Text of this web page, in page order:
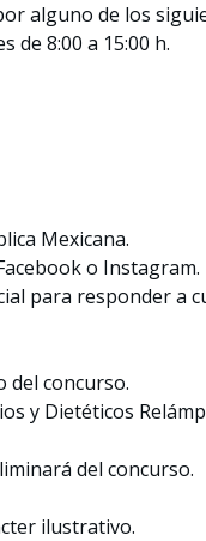
alguno de los
de 8:00 a 15:00 h.
Mexicana.
o Instagram.
para responder a
del concurso.
y Dietéticos
del concurso.
ilustrativo.